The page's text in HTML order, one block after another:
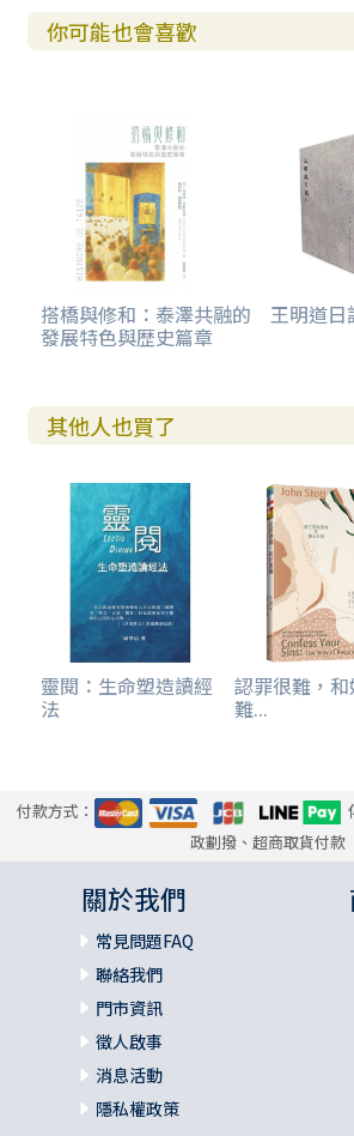
第三個階段：聯合之路（靈魂是被動的）
激進的剝去自我
心靈黑夜
默觀的禱告
基督作為中心
第七堂課 宗教改革與福音派靈修
基督中心的靈修
宗教改革靈修的基本特徵：講道
十架神學與榮耀神學
神的道和靈修的關係
福音主義是一種靈修形式
福音派靈修的四個特質
附錄一 中文參考書目
附錄二 英文參考書目
附錄三 圖片來源
你可能也會喜歡
搭橋與修和：泰澤共融的
發展特色與歴史篇章
王明道日
其他人也買了
靈閱：生命塑造讀經
法
認罪很難，
難...
付款方式：
政劃撥、超商取貨付款
關於我們
常見問題FAQ
聯絡我們
門市資訊
徵人啟事
消息活動
隱私權政策